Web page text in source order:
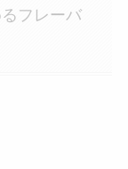
フレーバ